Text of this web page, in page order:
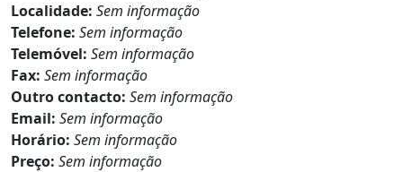
Localidade: Sem informação
Telefone: Sem informação
Telemóvel: Sem informação
Fax: Sem informação
Outro contacto: Sem informação
Email: Sem informação
Horário: Sem informação
Preço: Sem informação